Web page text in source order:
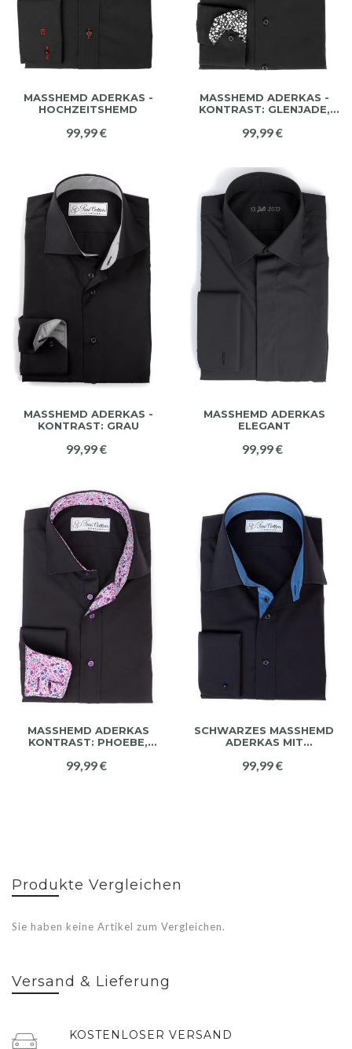
MASSHEMD ADERKAS - H
OCHZEITSHEMD
99,99 €
MASSHEMD ADERKAS -
KONTRAST: GLENJADE, S
99,99 €
MASSHEMD ADERKAS -
KONTRAST: GRAU
99,99 €
MASSHEMD ADERKAS
ELEGANT
99,99 €
MASSHEMD ADERKAS K
ONTRAST: PHOEBE,
99,99 €
SCHWARZES MASSHEMD
ADERKAS MIT
KONTRAST MALET
99,99 €
Produkte Vergleichen
Sie haben keine Artikel zum Vergleichen.
Versand & Lieferung
KOSTENLOSER VERSAND